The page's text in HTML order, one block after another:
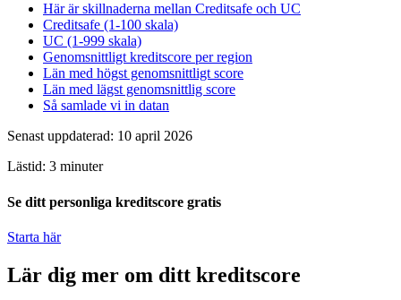
Här är skillnaderna mellan Creditsafe och UC
Creditsafe (1-100 skala)
UC (1-999 skala)
Genomsnittligt kreditscore per region
Län med högst genomsnittligt score
Län med lägst genomsnittlig score
Så samlade vi in datan
Senast uppdaterad: 10 april 2026
Lästid: 3 minuter
Se ditt personliga kreditscore gratis
Starta här
Lär dig mer om ditt kreditscore